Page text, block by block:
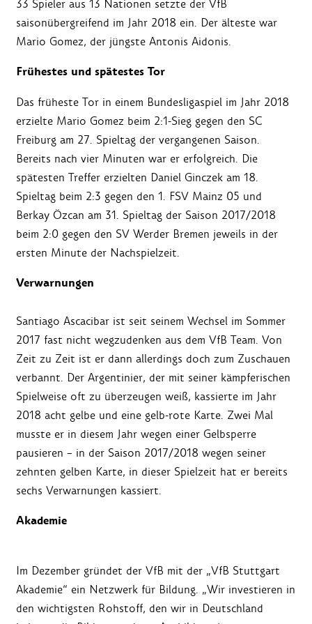
33 Spieler aus 13 Nationen setzte der VfB
saisonübergreifend im Jahr 2018 ein. Der älteste war
Mario Gomez, der jüngste Antonis Aidonis.
Frühestes und spätestes Tor
Das früheste Tor in einem Bundesligaspiel im Jahr 2018
erzielte Mario Gomez beim 2:1-Sieg gegen den SC
Freiburg am 27. Spieltag der vergangenen Saison.
Bereits nach vier Minuten war er erfolgreich. Die
spätesten Treffer erzielten Daniel Ginczek am 18.
Spieltag beim 2:3 gegen den 1. FSV Mainz 05 und
Berkay Özcan am 31. Spieltag der Saison 2017/2018
beim 2:0 gegen den SV Werder Bremen jeweils in der
ersten Minute der Nachspielzeit.
Verwarnungen
Santiago Ascacibar ist seit seinem Wechsel im Sommer
2017 fast nicht wegzudenken aus dem VfB Team. Von
Zeit zu Zeit ist er dann allerdings doch zum Zuschauen
verbannt. Der Argentinier, der mit seiner kämpferischen
Spielweise oft zu überzeugen weiß, kassierte im Jahr
2018 acht gelbe und eine gelb-rote Karte. Zwei Mal
musste er in diesem Jahr wegen einer Gelbsperre
pausieren ­­– in der Saison 2017/2018 wegen seiner
zehnten gelben Karte, in dieser Spielzeit hat er bereits
sechs Verwarnungen kassiert.
Akademie
Im Dezember gründet der VfB mit der „VfB Stuttgart
Akademie“ ein Netzwerk für Bildung. „Wir investieren in
den wichtigsten Rohstoff, den wir in Deutschland